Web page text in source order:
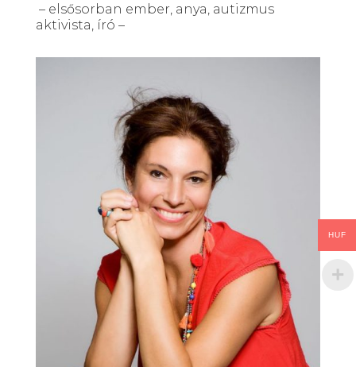
– elsősorban ember, anya, autizmus
aktivista, író –
HUF